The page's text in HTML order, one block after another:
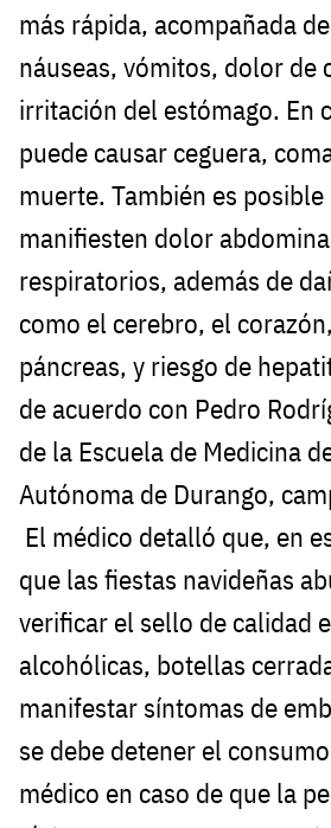
más rápida, acompañada
náuseas, vómitos, dolor de
irritación del estómago. En
puede causar ceguera,
muerte. También es posible
manifiesten dolor
respiratorios, además de
como el cerebro, el
páncreas, y riesgo de
de acuerdo con Pedro
de la Escuela de Medicina
Autónoma de Durango,
El médico detalló que, en
que las fiestas navideñas
verificar el sello de calidad
alcohólicas, botellas
manifestar síntomas de
se debe detener el
médico en caso de que la